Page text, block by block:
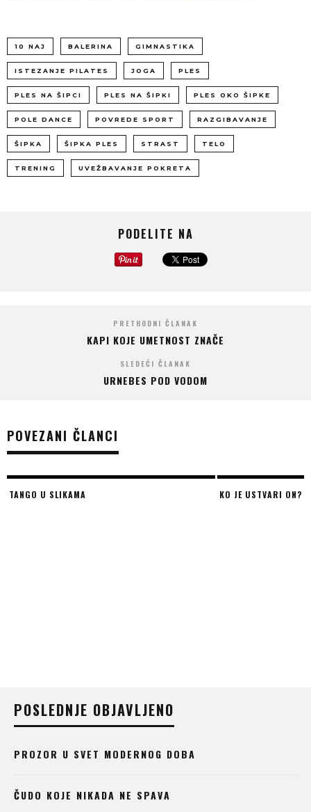
10 NAJ BALERINA GIMNASTIKA
ISTEZANJE PILATES JOGA PLES
PLES NA ŠIPCI PLES NA ŠIPKI PLES OKO ŠIPKE
POLE DANCE POVREDE SPORT RAZGIBAVANJE
ŠIPKA ŠIPKA PLES STRAST TELO
TRENING UVEŽBAVANJE POKRETA
PODELITE NA
PRETHODNI ČLANAK
KAPI KOJE UMETNOST ZNAČE
SLEDEĆI ČLANAK
URNEBES POD VODOM
POVEZANI ČLANCI
TANGO U SLIKAMA KO JE USTVARI ON?
POSLEDNJE OBJAVLJENO
PROZOR U SVET MODERNOG DOBA
ČUDO KOJE NIKADA NE SPAVA